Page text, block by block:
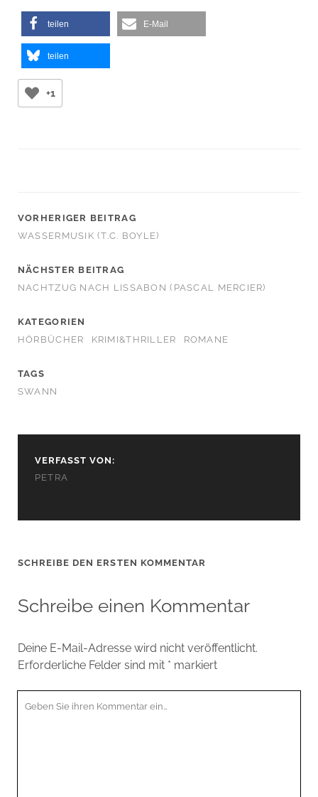
teilen E-Mail
teilen
+1
VORHERIGER BEITRAG
WASSERMUSIK (T.C. BOYLE)
NÄCHSTER BEITRAG
NACHTZUG NACH LISSABON (PASCAL MERCIER)
KATEGORIEN
HÖRBÜCHER
KRIMI&THRILLER ROMANE
TAGS
SWANN
VERFASST VON:
PETRA
SCHREIBE DEN ERSTEN KOMMENTAR
Schreibe einen Kommentar
Deine E-Mail-Adresse wird nicht veröffentlicht.
Erforderliche Felder sind mit * markiert